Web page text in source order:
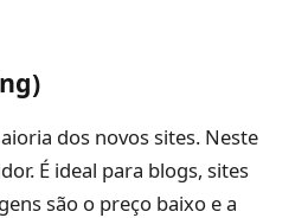
dos novos sites. Neste
É ideal para blogs, sites
são o preço baixo e a